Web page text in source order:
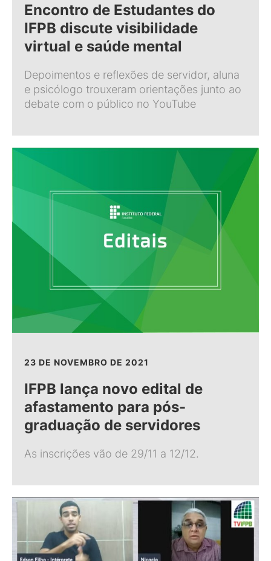
Encontro de Estudantes do
IFPB discute visibilidade
virtual e saúde mental
Depoimentos e reflexões de servidor, aluna
e psicólogo trouxeram orientações junto ao
debate com o público no YouTube
23 DE NOVEMBRO DE 2021
IFPB lança novo edital de
afastamento para pós-
graduação de servidores
As inscrições vão de 29/11 a 12/12.